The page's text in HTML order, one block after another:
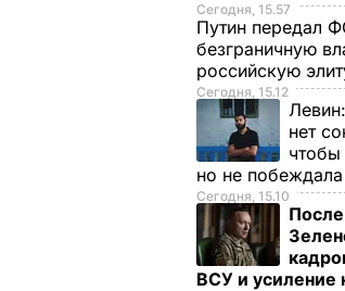
Сегодня, 15.57
Путин передал
безграничную
российскую
Сегодня, 15.12
Левин:
нет
чтобы
но не побеждала
Сегодня, 15.10
ВСУ и усиление